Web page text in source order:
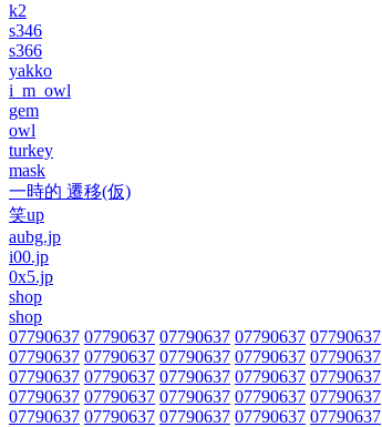
k2
s346
s366
yakko
i_m_owl
gem
owl
turkey
mask
一時的 遷移(仮)
笑up
aubg.jp
i00.jp
0x5.jp
shop
shop
07790637 07790637 07790637 07790637 07790637
07790637 07790637 07790637 07790637 07790637
07790637 07790637 07790637 07790637 07790637
07790637 07790637 07790637 07790637 07790637
07790637 07790637 07790637 07790637 07790637